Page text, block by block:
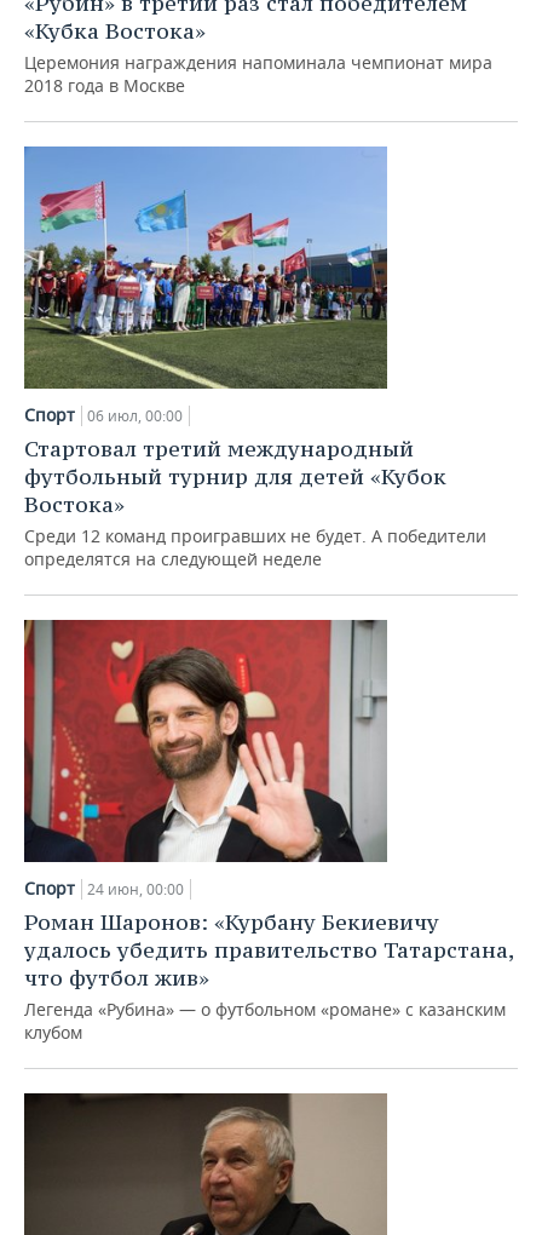
«Кубка Востока»
Церемония награждения напоминала чемпионат мира
2018 года в Москве
Спорт 06 июл, 00:00
Стартовал третий международный
футбольный турнир для детей «Кубок
Востока»
Среди 12 команд проигравших не будет. А победители
определятся на следующей неделе
Спорт 24 июн, 00:00
Роман Шаронов: «Курбану Бекиевичу
удалось убедить правительство Татарстана,
что футбол жив»
Легенда «Рубина» — о футбольном «романе» с казанским
клубом